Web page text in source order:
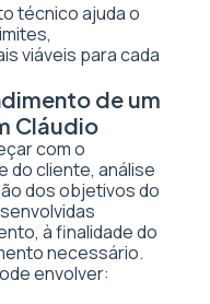
técnico ajuda o
viáveis para cada
de um
Cláudio
com o
do cliente, análise
dos objetivos do
à finalidade do
necessário.
envolver: